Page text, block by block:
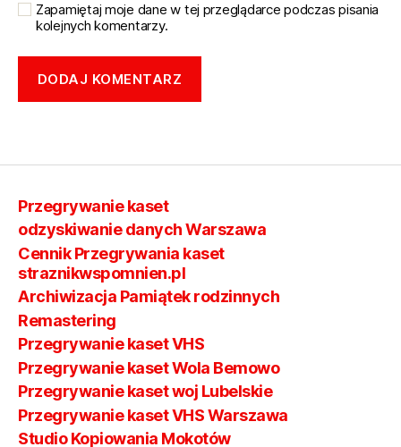
Zapamiętaj moje dane w tej przeglądarce podczas pisania
kolejnych komentarzy.
Przegrywanie kaset
odzyskiwanie danych Warszawa
Cennik Przegrywania kaset
straznikwspomnien.pl
Archiwizacja Pamiątek rodzinnych
Remastering
Przegrywanie kaset VHS
Przegrywanie kaset Wola Bemowo
Przegrywanie kaset woj Lubelskie
Przegrywanie kaset VHS Warszawa
Studio Kopiowania Mokotów